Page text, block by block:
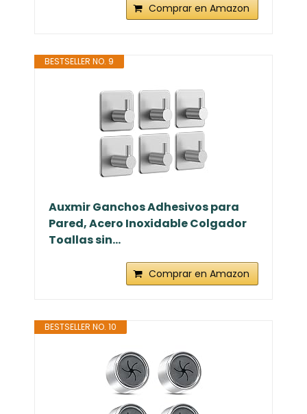
Comprar en Amazon
BESTSELLER NO. 9
Auxmir Ganchos Adhesivos para
Pared, Acero Inoxidable Colgador
Toallas sin...
Comprar en Amazon
BESTSELLER NO. 10